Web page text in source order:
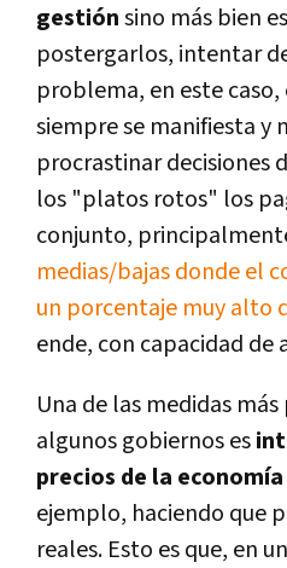
gestiónsino más bien
postergarlos, intentar
problema, en este caso,
siempre se manifiesta y
procrastinar decisiones
los "platos rotos" los
conjunto,
medias/bajas donde el
un porcentaje muy alto
ende, con capacidad de
Una de las medidas
algunos gobiernos es
precios de la economía
ejemplo, haciendo que
reales. Esto es que, en